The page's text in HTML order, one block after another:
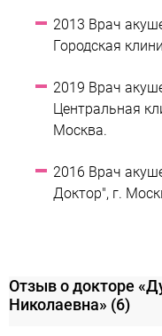
2013 Врач
Городская
2019 Врач
Центральная
Москва.
2016 Врач
Доктор", г.
Отзыв о докторе
Николаевна» (6)